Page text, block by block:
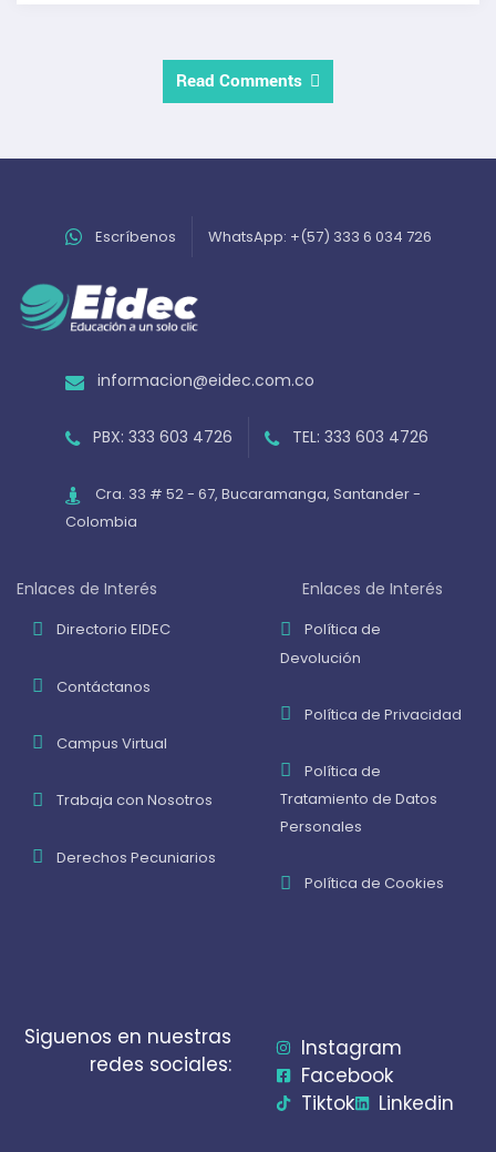
Read Comments
Escríbenos WhatsApp: +(57) 333 6 034 726
informacion@eidec.com.co
PBX: 333 603 4726 TEL: 333 603 4726
Cra. 33 # 52 - 67, Bucaramanga, Santander -
Colombia
Enlaces de Interés
Directorio EIDEC
Contáctanos
Campus Virtual
Trabaja con Nosotros
Derechos Pecuniarios
Enlaces de Interés
Política de
Devolución
Política de Privacidad
Política de
Tratamiento de Datos
Personales
Política de Cookies
Siguenos en nuestras
redes sociales:
Instagram
Facebook
Tiktok
Linkedin